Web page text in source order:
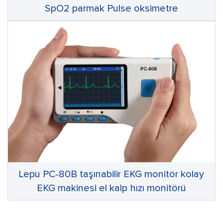
SpO2 parmak Pulse oksimetre
Lepu PC-80B taşınabilir EKG monitör kolay
EKG makinesi el kalp hızı monitörü